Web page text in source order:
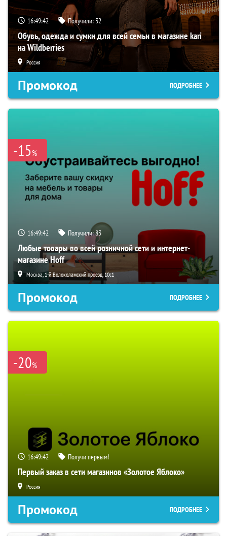
16:49:41 Получили: 32
Обувь, одежда и сумки для всей семьи в магазине kari
на Wildberries
Россия
Промокод ПОДРОБНЕЕ
-15%
16:49:41 Получили:83
Любые товары во всей розничной сети и интернет-
магазине Hoff
Москва, 1-й Волоколамский проезд, 10с1
Промокод ПОДРОБНЕЕ
-20%
16:49:41 Получи первым!
Первый заказ в сети магазинов «Золотое Яблоко»
Россия
Промокод ПОДРОБНЕЕ